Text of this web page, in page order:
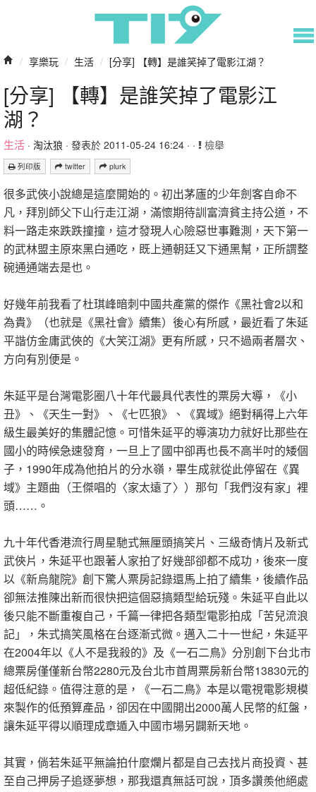
/ 享樂玩 / 生活 / [分享] 【轉】是誰笑掉了電影江湖？
[分享] 【轉】是誰笑掉了電影江
湖？
生活 · 淘汰狼 · 發表於 2011-05-24 16:24 · · 檢舉
列印版 twitter plurk
很多武俠小說總是這麼開始的。初出茅廬的少年劍客自命不
凡，拜別師父下山行走江湖，滿懷期待訓富濟貧主持公道，不
料一路走來跌跌撞撞，這才發現人心險惡世事難測，天下第一
的武林盟主原來黑白通吃，既上通朝廷又下通黑幫，正所謂整
碗通通端去是也。
好幾年前我看了杜琪峰暗刺中國共產黨的傑作《黑社會2以和
為貴》（也就是《黑社會》續集）後心有所感，最近看了朱延
平諧仿金庸武俠的《大笑江湖》更有所感，只不過兩者層次、
方向有別便是。
朱延平是台灣電影圈八十年代最具代表性的票房大導，《小
丑》、《天生一對》、《七匹狼》、《異域》絕對稱得上六年
級生最美好的集體記憶。可惜朱延平的導演功力就好比那些在
國小的時候急速發育，一旦上了國中卻再也長不高半吋的矮個
子，1990年成為他拍片的分水嶺，畢生成就從此停留在《異
域》主題曲（王傑唱的〈家太遠了〉）那句「我們沒有家」裡
頭……。
九十年代香港流行周星馳式無厘頭搞笑片、三級奇情片及新式
武俠片，朱延平也跟著人家拍了好幾部卻都不成功，後來一度
以《新烏龍院》創下驚人票房記錄還馬上拍了續集，後續作品
卻無法推陳出新而很快把這個惡搞類型給玩殘。朱延平自此以
後只能不斷重複自己，千篇一律把各類型電影拍成「苦兒流浪
記」，朱式搞笑風格在台逐漸式微。邁入二十一世紀，朱延平
在2004年以《人不是我殺的》及《一石二鳥》分別創下台北市
總票房僅僅新台幣2280元及台北市首周票房新台幣13830元的
超低紀錄。值得注意的是，《一石二鳥》本是以電視電影規模
來製作的低預算產品，卻因在中國開出2000萬人民幣的紅盤，
讓朱延平得以順理成章遁入中國市場另闢新天地。
其實，倘若朱延平無論拍什麼爛片都是自己去找片商投資、甚
至自己押房子追逐夢想，那我還真無話可說，頂多讚羨他絕處